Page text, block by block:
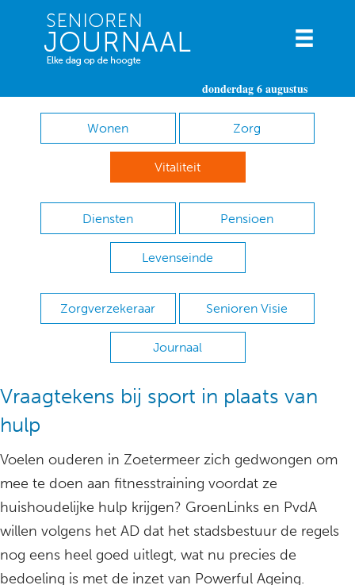
donderdag 6 augustus
Wonen Zorg
Vitaliteit
Diensten Pensioen
Levenseinde
Zorgverzekeraar Senioren Visie
Journaal
Vraagtekens bij sport in plaats van
hulp
Voelen ouderen in Zoetermeer zich gedwongen om
mee te doen aan fitnesstraining voordat ze
huishoudelijke hulp krijgen? GroenLinks en PvdA
willen volgens het AD dat het stadsbestuur de regels
nog eens heel goed uitlegt, wat nu precies de
bedoeling is met de inzet van Powerful Ageing.